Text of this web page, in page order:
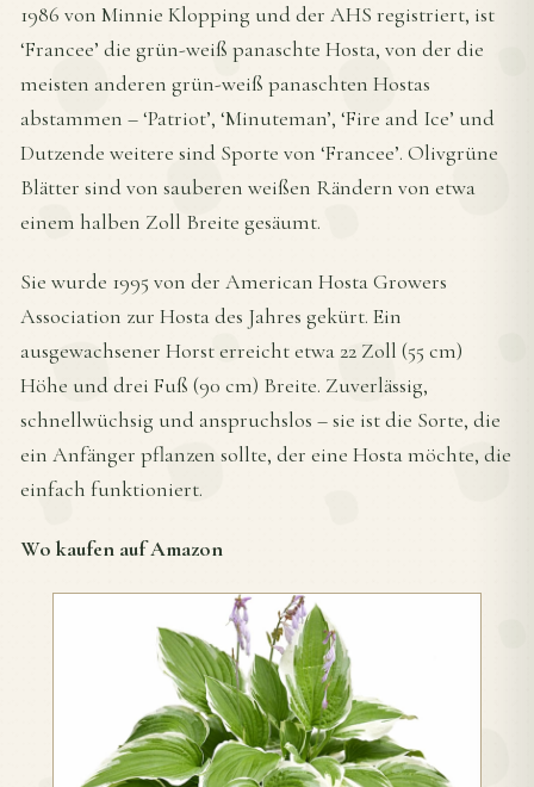
1986 von Minnie Klopping und der AHS registriert, ist
‘Francee’ die grün-weiß panaschte Hosta, von der die
meisten anderen grün-weiß panaschten Hostas
abstammen – ‘Patriot’, ‘Minuteman’, ‘Fire and Ice’ und
Dutzende weitere sind Sporte von ‘Francee’. Olivgrüne
Blätter sind von sauberen weißen Rändern von etwa
einem halben Zoll Breite gesäumt.
Sie wurde 1995 von der American Hosta Growers
Association zur Hosta des Jahres gekürt. Ein
ausgewachsener Horst erreicht etwa 22 Zoll (55 cm)
Höhe und drei Fuß (90 cm) Breite. Zuverlässig,
schnellwüchsig und anspruchslos – sie ist die Sorte, die
ein Anfänger pflanzen sollte, der eine Hosta möchte, die
einfach funktioniert.
Wo kaufen auf Amazon